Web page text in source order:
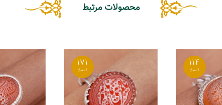
محصولات مرتبط
114
171